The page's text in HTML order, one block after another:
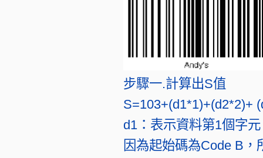
步驟一.計算出S值
S=103+(d1*1)+(d2*2)+
d1：表示資料第1個字元
因為起始碼為Code B